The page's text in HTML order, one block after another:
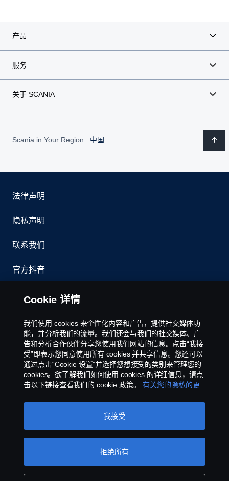
产品
服务
关于 SCANIA
Scania in Your Region: 中国
法律声明
隐私声明
联系我们
官方抖音
举报制度
京ICP备11044648号
Cookie政策
Cookie 设置
©斯堪尼亚版权所有2025 中国北京市朝阳区霄云路
40 号国航世纪大厦 4-116 100027 电话:+86 10
8447 5891 传真:+86 10 8447 5891
Cookie 详情
我们使用 cookies 来个性化内容和广告，提供社交媒体功
能，并分析我们的流量。我们还会与我们的社交媒体、广
告和分析合作伙伴分享您使用我们网站的信息。点击“我接
受”即表示您同意使用所有 cookies 并共享信息。您还可以
通过点击“Cookie 设置”并选择您想接受的类别来管理您的
cookies。欲了解我们如何使用 cookies 的详细信息，请点
击以下链接查看我们的 cookie 政策。
有关您的隐私的更
拒绝所有
我接受